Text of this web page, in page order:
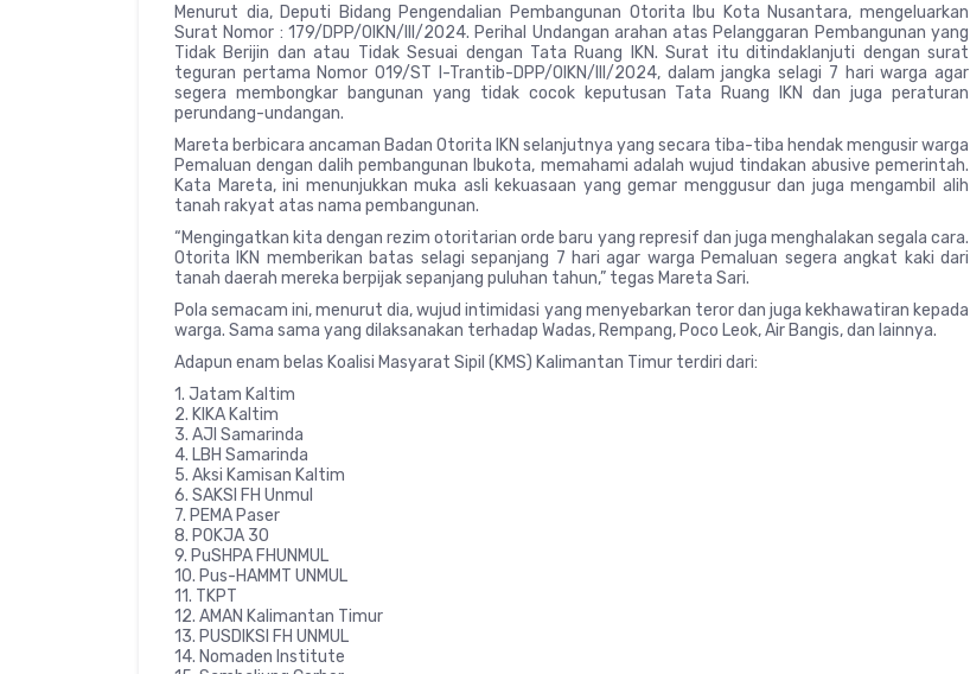
Menurut dia, Deputi Bidang Pengendalian Pembangunan Otorita Ibu Kota Nusantara, mengeluarkan
Surat Nomor : 179/DPP/OIKN/III/2024. Perihal Undangan arahan atas Pelanggaran Pembangunan yang
Tidak Berijin dan atau Tidak Sesuai dengan Tata Ruang IKN. Surat itu ditindaklanjuti dengan surat
teguran pertama Nomor 019/ST I-Trantib-DPP/OIKN/III/2024, dalam jangka selagi 7 hari warga agar
segera membongkar bangunan yang tidak cocok keputusan Tata Ruang IKN dan juga peraturan
perundang-undangan.
Mareta berbicara ancaman Badan Otorita IKN selanjutnya yang secara tiba-tiba hendak mengusir warga
Pemaluan dengan dalih pembangunan Ibukota, memahami adalah wujud tindakan abusive pemerintah.
Kata Mareta, ini menunjukkan muka asli kekuasaan yang gemar menggusur dan juga mengambil alih
tanah rakyat atas nama pembangunan.
“Mengingatkan kita dengan rezim otoritarian orde baru yang represif dan juga menghalakan segala cara.
Otorita IKN memberikan batas selagi sepanjang 7 hari agar warga Pemaluan segera angkat kaki dari
tanah daerah mereka berpijak sepanjang puluhan tahun,” tegas Mareta Sari.
Pola semacam ini, menurut dia, wujud intimidasi yang menyebarkan teror dan juga kekhawatiran kepada
warga. Sama sama yang dilaksanakan terhadap Wadas, Rempang, Poco Leok, Air Bangis, dan lainnya.
Adapun enam belas Koalisi Masyarat Sipil (KMS) Kalimantan Timur terdiri dari:
1. Jatam Kaltim
2. KIKA Kaltim
3. AJI Samarinda
4. LBH Samarinda
5. Aksi Kamisan Kaltim
6. SAKSI FH Unmul
7. PEMA Paser
8. POKJA 30
9. PuSHPA FHUNMUL
10. Pus-HAMMT UNMUL
11. TKPT
12. AMAN Kalimantan Timur
13. PUSDIKSI FH UNMUL
14. Nomaden Institute